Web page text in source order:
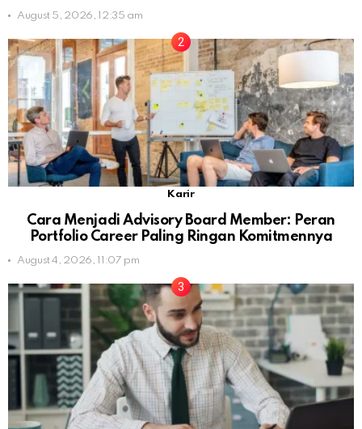
August 5, 2026, 12:35 am
Karir
Cara Menjadi Advisory Board Member: Peran
Portfolio Career Paling Ringan Komitmennya
August 4, 2026, 11:07 pm